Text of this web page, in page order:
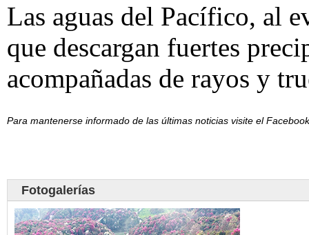
Las aguas del Pacífico, al
que descargan fuertes
acompañadas de rayos y
Para mantenerse informado de las últimas noticias visite el
Fotogalerías